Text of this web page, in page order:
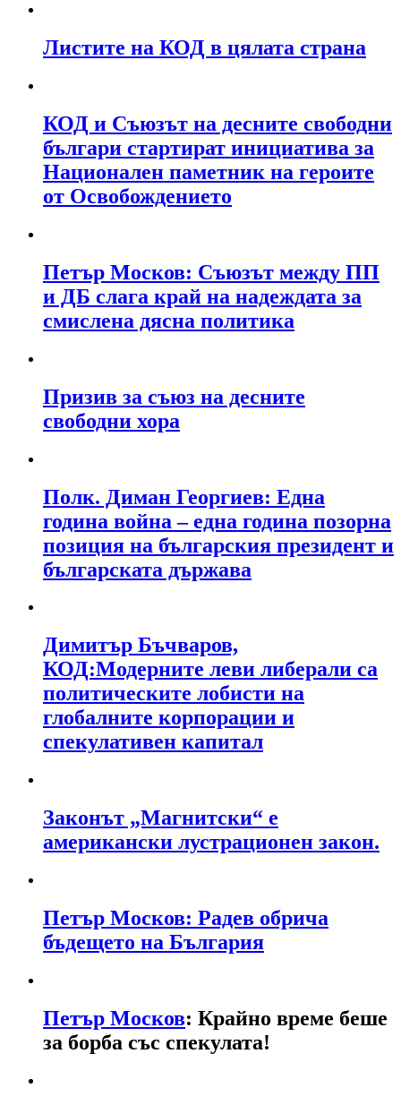
Листите на КОД в цялата страна
КОД и Съюзът на десните свободни
българи стартират инициатива за
Национален паметник на героите
от Освобождението
Петър Москов: Съюзът между ПП
и ДБ слага край на надеждата за
смислена дясна политика
Призив за съюз на десните
свободни хора
Полк. Диман Георгиев: Една
година война – една година позорна
позиция на българския президент и
българската държава
Димитър Бъчваров,
КОД:Модерните леви либерали са
политическите лобисти на
глобалните корпорации и
спекулативен капитал
Законът „Магнитски“ е
американски лустрационен закон.
Петър Москов: Радев обрича
бъдещето на България
Петър Москов: Крайно време беше
за борба със спекулата!